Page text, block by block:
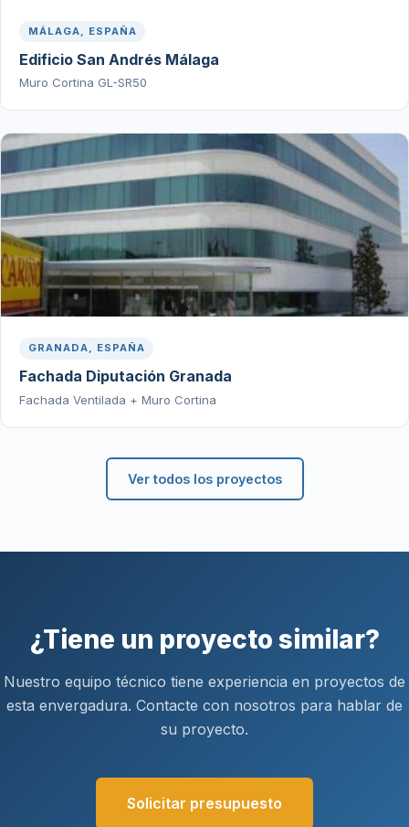
MÁLAGA, ESPAÑA
Edificio San Andrés Málaga
Muro Cortina GL-SR50
GRANADA, ESPAÑA
Fachada Diputación Granada
Fachada Ventilada + Muro Cortina
Ver todos los proyectos
¿Tiene un proyecto similar?
Nuestro equipo técnico tiene experiencia en proyectos de
esta envergadura. Contacte con nosotros para hablar de
su proyecto.
Solicitar presupuesto